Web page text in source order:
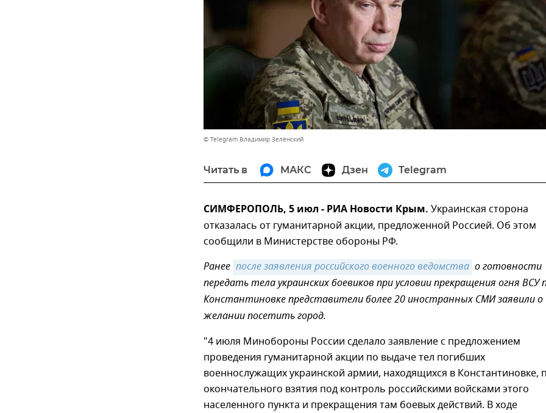
© Telegram Владимир Зеленский
Читать в МАКС Дзен Telegram
СИМФЕРОПОЛЬ, 5 июл - РИА Новости Крым. Украинская сторона
отказалась от гуманитарной акции, предложенной Россией. Об этом
сообщили в Министерстве обороны РФ.
Ранее после заявления российского военного ведомства о готовности
передать тела украинских боевиков при условии прекращения огня ВСУ
Константиновке представители более 20 иностранных СМИ заявили о
желании посетить город.
"4 июля Минобороны России сделало заявление с предложением
проведения гуманитарной акции по выдаче тел погибших
военнослужащих украинской армии, находящихся в Константиновке,
окончательного взятия под контроль российскими войсками этого
населенного пункта и прекращения там боевых действий. В ходе